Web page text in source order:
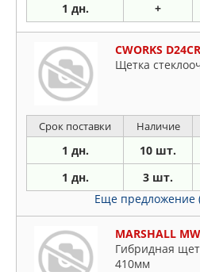
1 дн. +
CWORKS
Щетка
Срок поставки Наличие
1 дн. 10 шт.
1 дн. 3 шт.
Еще предложение
MARSHALL
Гибридная
410мм